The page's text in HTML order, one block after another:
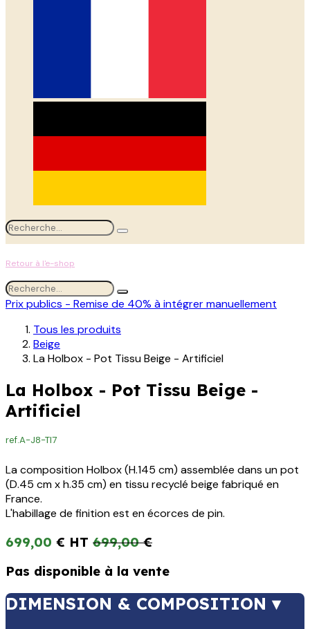
Retour à l'e-shop
Prix publics - Remise de 40% à intégrer manuellement
Tous les produits
Beige
La Holbox - Pot Tissu Beige - Artificiel
La Holbox - Pot Tissu Beige -
Artificiel
ref.A-J8-TI7
La composition Holbox (H.145 cm) assemblée dans un pot
(D.45 cm x h.35 cm) en tissu recyclé beige fabriqué en
France.
L'habillage de finition est en écorces de pin.
699,00 € 699,00€
Pas disponible à la vente
DIMENSION & COMPOSITION ▾